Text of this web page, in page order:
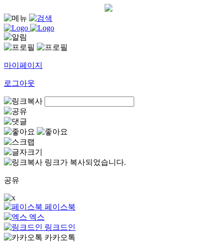
마이페이지
로그아웃
링크가 복사되었습니다.
공유
페이스북
엑스
링크드인
카카오톡